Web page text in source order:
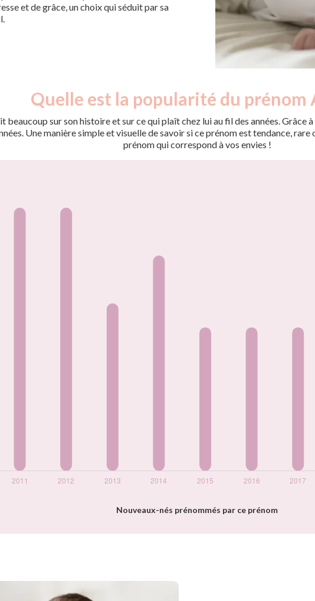
et de grâce, un choix qui séduit par sa
Quelle est la popularité du prénom
beaucoup sur son histoire et sur ce qui plaît chez lui au fil des années.
Une manière simple et visuelle de savoir si ce prénom est tendance,
prénom qui correspond à vos envies !
Nouveaux-nés prénommés par ce prénom